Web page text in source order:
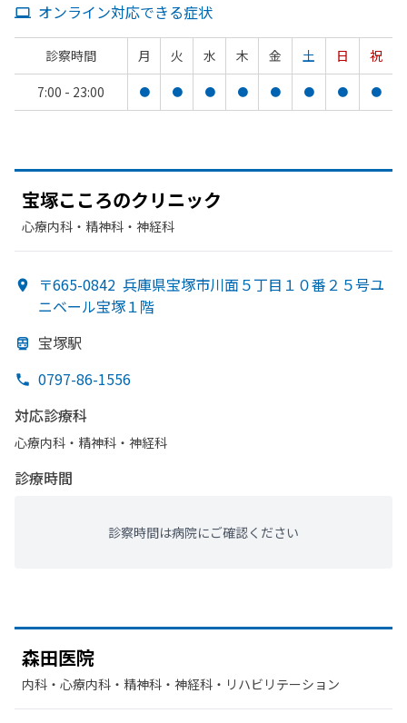
オンライン対応できる症状
診察時間 月 火 水 木 金 土 日
祝
7:00 - 23:00
● ● ● ● ● ● ● ●
宝塚こころのクリニック
心療内科・​精神科・神経科
〒665-0842 兵庫県宝塚市川面５丁目１０番２５号ユ
ニベール宝塚１階
宝塚駅
0797-86-1556
対応診療科
心療内科・​精神科・神経科
診療時間
診察時間は病院にご確認ください
森田医院
内科・​心療内科・​精神科・神経科・​リハビリテーション